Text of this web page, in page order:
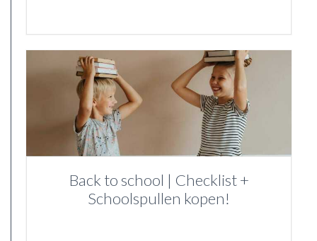
Back to school | Checklist +
Schoolspullen kopen!